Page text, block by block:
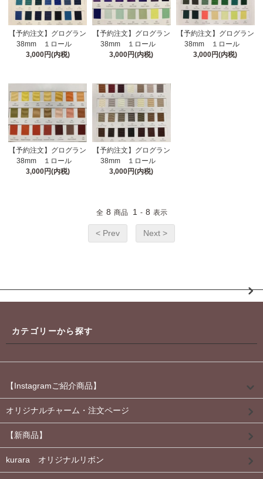
【予約注文】グログラン
38mm １ロール
3,000円(内税)
【予約注文】グログラン
38mm １ロール
3,000円(内税)
【予約注文】グログラン
38mm １ロール
3,000円(内税)
【予約注文】グログラン
38mm １ロール
3,000円(内税)
【予約注文】グログラン
38mm １ロール
3,000円(内税)
全 8 商品 1 - 8 表示
< Prev Next >
カテゴリーから探す
【Instagramご紹介商品】
オリジナルチャーム・注文ページ
【新商品】
kurara オリジナルリボン